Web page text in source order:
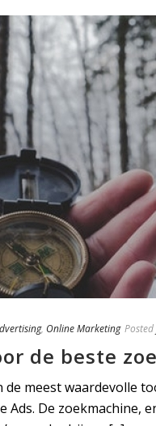
, Online Marketing Posted
de beste
de meest waardevolle
Ads. De zoekmachine,